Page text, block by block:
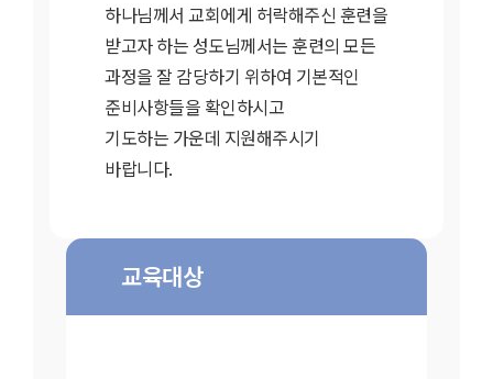
하나님께서 교회에게 허락해주신 훈련을
받고자 하는 성도님께서는 훈련의 모든
과정을 잘 감당하기 위하여 기본적인
준비사항들을 확인하시고
기도하는 가운데 지원해주시기
바랍니다.
교육대상